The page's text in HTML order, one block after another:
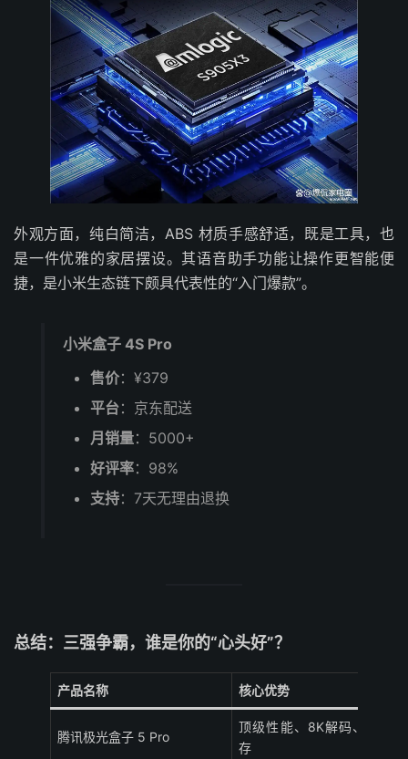
外观方面，纯白简洁，ABS 材质手感舒适，既是工具，也
是一件优雅的家居摆设。其语音助手功能让操作更智能便
捷，是小米生态链下颇具代表性的“入门爆款”。
小米盒子 4S Pro
售价：¥379
平台：京东配送
月销量：5000+
好评率：98%
支持：7天无理由退换
总结：三强争霸，谁是你的“心头好”？
产品名称 核心优势
腾讯极光盒子 5 Pro
顶级性能、8K解码、超大内
存